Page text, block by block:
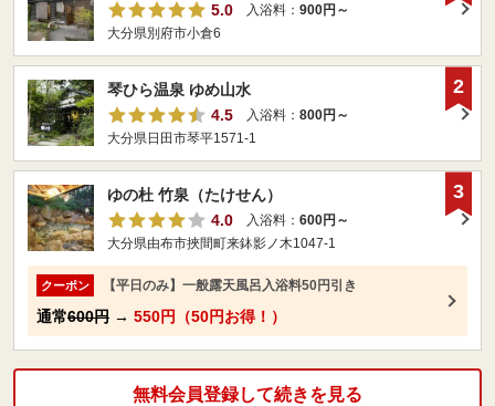
5.0
入浴料： 900円～
大分県別府市小倉6
琴ひら温泉 ゆめ山水
4.5
入浴料： 800円～
大分県日田市琴平1571-1
2
ゆの杜 竹泉（たけせん）
4.0
入浴料： 600円～
大分県由布市挾間町来鉢影ノ木1047-1
クーポン 【平日のみ】一般露天風呂入浴料50円引き
通常600円 → 550円（50円お得！）
3
無料会員登録して続きを見る